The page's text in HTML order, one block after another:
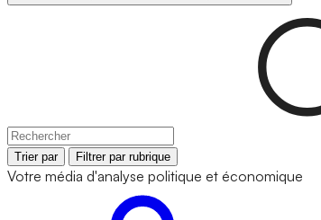
Trier par Filtrer par rubrique
Votre média d'analyse politique et économique